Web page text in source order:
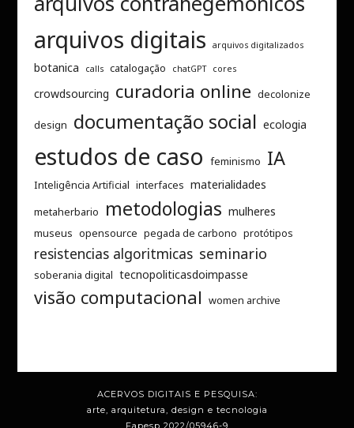
arquivos digitais arquivos digitalizados
botanica calls catalogação chatGPT cores
crowdsourcing curadoria online decolonize
design documentação social ecologia
estudos de caso feminismo IA
Inteligência Artificial interfaces materialidades
metaherbario metodologias mulheres
museus opensource pegada de carbono protótipos
resistencias algoritmicas seminario
soberania digital tecnopoliticasdoimpasse
visão computacional women archive
ACERVOS DIGITAIS E PESQUISA:
arte, arquitetura, design e tecnologia